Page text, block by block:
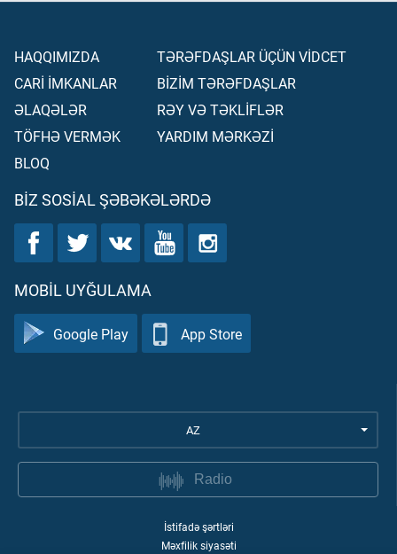
HAQQIMIZDA
CARİ İMKANLAR
ƏLAQƏLƏR
TÖFHƏ VERMƏK
BLOQ
TƏRƏFDAŞLAR ÜÇÜN VİDCET
BİZİM TƏRƏFDAŞLAR
RƏY VƏ TƏKLİFLƏR
YARDIM MƏRKƏZİ
BIZ SOSIAL ŞƏBƏKƏLƏRDƏ
MOBIL UYĞULAMA
Google Play App Store
AZ
Radio
İstifadə şərtləri
Məxfilik siyasəti